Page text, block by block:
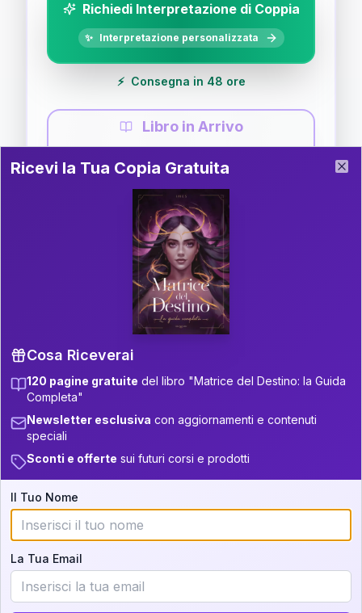
Richiedi Interpretazione di Coppia
✨ Interpretazione personalizzata
⚡ Consegna in 48 ore
Libro in Arrivo
Guida completa di Coppia
Il libro è in fase di scrittura. Iscriviti alla newsletter
per ricevere aggiornamenti!
P.S. Interpretazione parziale
gratuita
Scorri più in basso per vedere
un'interpretazione parziale gratuita della tua
Iscriviti alla newsletter per ricevere
aggiornamenti quando sarà disponibile.
Cosa scoprirete nella vostra
interpretazione:
💕 Come rafforzare la vostra unione
Ricevi la Tua Copia Gratuita del Libro
Ricevi la Tua Copia Gratuita
Cosa Riceverai
120 pagine gratuite del libro "Matrice del Destino: la Guida
Completa"
Newsletter esclusiva con aggiornamenti e contenuti
speciali
Sconti e offerte sui futuri corsi e prodotti
Il Tuo Nome
La Tua Email